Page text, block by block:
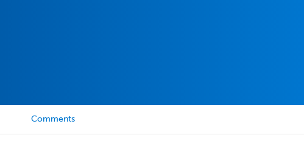
Comments